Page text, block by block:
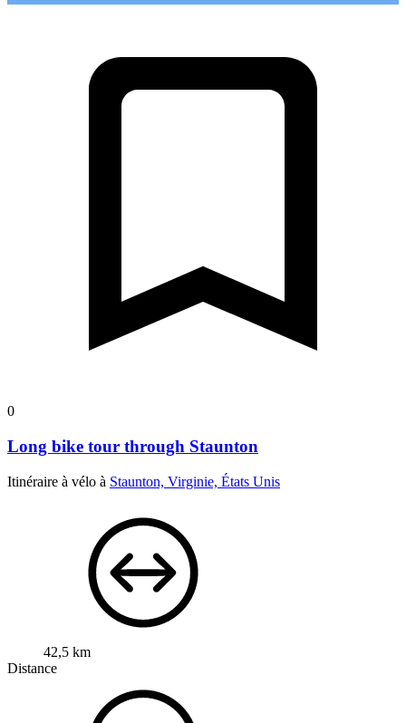
0
Long bike tour through Staunton
Itinéraire à vélo à Staunton, Virginie, États Unis
42,5 km
Distance